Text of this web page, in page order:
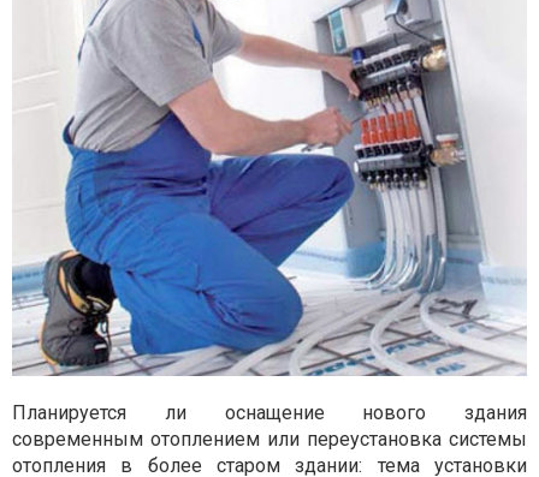
Планируется ли оснащение нового здания
современным отоплением или переустановка системы
отопления в более старом здании: тема установки